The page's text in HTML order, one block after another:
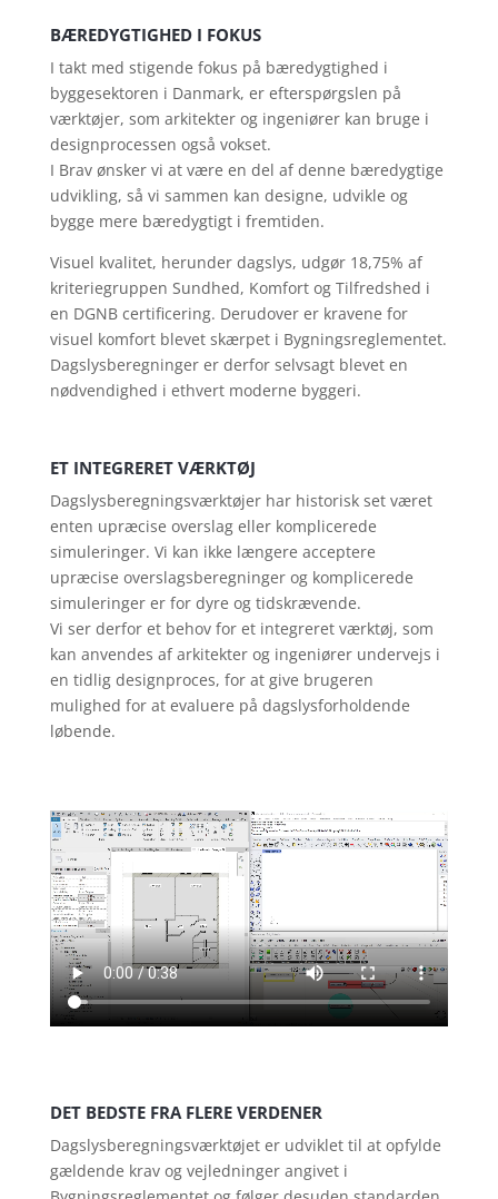
BÆREDYGTIGHED I FOKUS
I takt med stigende fokus på bæredygtighed i
byggesektoren i Danmark, er efterspørgslen på
værktøjer, som arkitekter og ingeniører kan bruge i
designprocessen også vokset.
I Brav ønsker vi at være en del af denne bæredygtige
udvikling, så vi sammen kan designe, udvikle og
bygge mere bæredygtigt i fremtiden.
Visuel kvalitet, herunder dagslys, udgør 18,75% af
kriteriegruppen Sundhed, Komfort og Tilfredshed i
en DGNB certificering. Derudover er kravene for
visuel komfort blevet skærpet i Bygningsreglementet.
Dagslysberegninger er derfor selvsagt blevet en
nødvendighed i ethvert moderne byggeri.
ET INTEGRERET VÆRKTØJ
Dagslysberegningsværktøjer har historisk set været
enten upræcise overslag eller komplicerede
simuleringer. Vi kan ikke længere acceptere
upræcise overslagsberegninger og komplicerede
simuleringer er for dyre og tidskrævende.
Vi ser derfor et behov for et integreret værktøj, som
kan anvendes af arkitekter og ingeniører undervejs i
en tidlig designproces, for at give brugeren
mulighed for at evaluere på dagslysforholdende
løbende.
DET BEDSTE FRA FLERE VERDENER
Dagslysberegningsværktøjet er udviklet til at opfylde
gældende krav og vejledninger angivet i